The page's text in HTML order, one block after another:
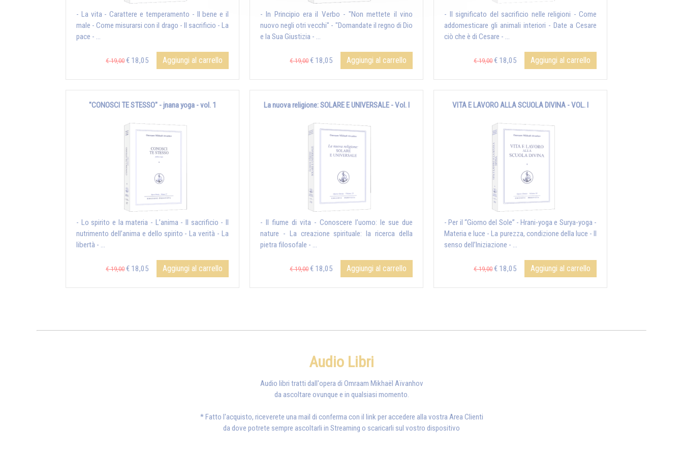
- La vita - Carattere e temperamento - Il bene e il
male - Come misurarsi con il drago - Il sacrificio - La
pace - ...
€ 19,00 € 18,05 Aggiungi al carrello
- In Principio era il Verbo - "Non mettete il vino
nuovo negli otri vecchi" - "Domandate il regno di Dio
e la Sua Giustizia - ...
€ 19,00 € 18,05 Aggiungi al carrello
- Il significato del sacrificio nelle religioni - Come
addomesticare gli animali interiori - Date a Cesare
ciò che è di Cesare - ...
€ 19,00 € 18,05 Aggiungi al carrello
"CONOSCI TE STESSO" - jnana yoga - vol. 1
- Lo spirito e la materia - L’anima - Il sacrificio - Il
nutrimento dell’anima e dello spirito - La verità - La
libertà - ...
€ 19,00 € 18,05 Aggiungi al carrello
La nuova religione: SOLARE E UNIVERSALE - Vol. I
- Il fiume di vita - Conoscere l’uomo: le sue due
nature - La creazione spirituale: la ricerca della
pietra filosofale - ...
€ 19,00 € 18,05 Aggiungi al carrello
VITA E LAVORO ALLA SCUOLA DIVINA - VOL. I
- Per il “Giorno del Sole” - Hrani-yoga e Surya-yoga -
Materia e luce - La purezza, condizione della luce - Il
senso dell’Iniziazione - ...
€ 19,00 € 18,05 Aggiungi al carrello
Audio Libri
Audio libri tratti dall'opera di Omraam Mikhaël Aïvanhov
da ascoltare ovunque e in qualsiasi momento.
* Fatto l'acquisto, riceverete una mail di conferma con il link per accedere alla vostra Area Clienti
da dove potrete sempre ascoltarli in Streaming o scaricarli sul vostro dispositivo